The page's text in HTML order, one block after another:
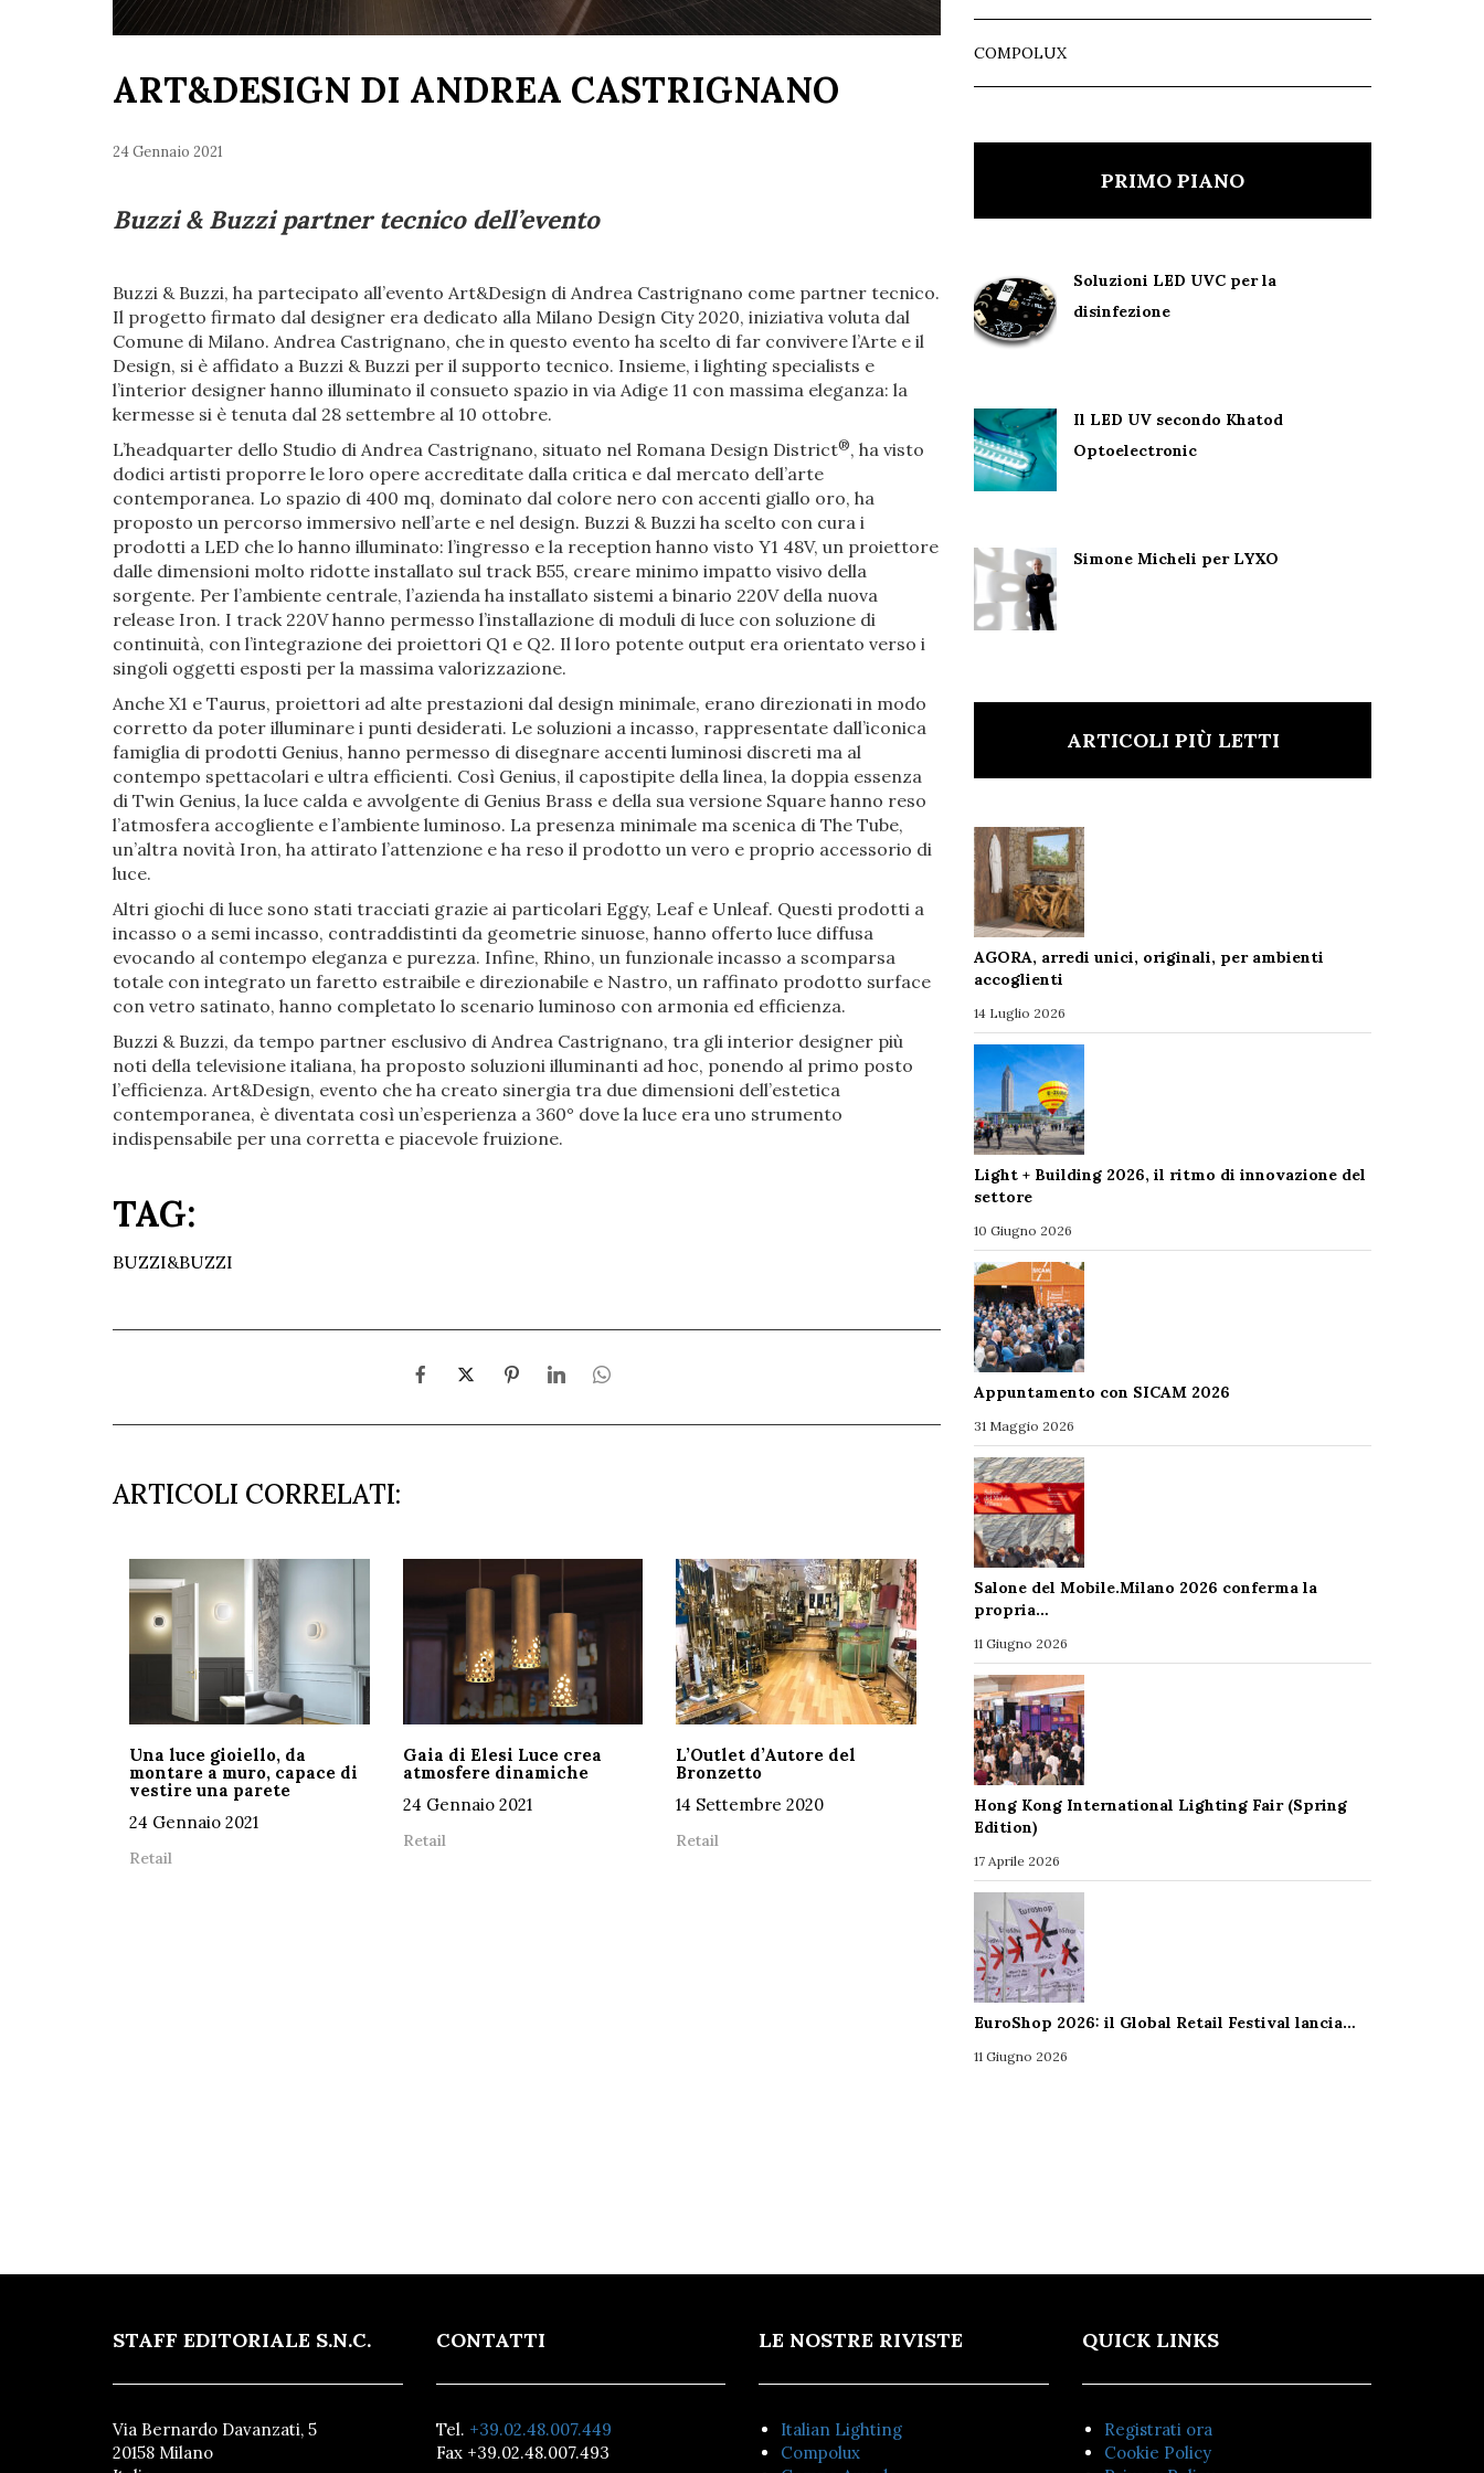
ART&DESIGN DI ANDREA CASTRIGNANO
24 Gennaio 2021
Buzzi & Buzzi partner tecnico dell’evento
Buzzi & Buzzi, ha partecipato all’evento Art&Design di Andrea Castrignano come partner tecnico.
Il progetto firmato dal designer era dedicato alla Milano Design City 2020, iniziativa voluta dal
Comune di Milano. Andrea Castrignano, che in questo evento ha scelto di far convivere l’Arte e il
Design, si è affidato a Buzzi & Buzzi per il supporto tecnico. Insieme, i lighting specialists e
l’interior designer hanno illuminato il consueto spazio in via Adige 11 con massima eleganza: la
kermesse si è tenuta dal 28 settembre al 10 ottobre.
L’headquarter dello Studio di Andrea Castrignano, situato nel Romana Design District®, ha visto
dodici artisti proporre le loro opere accreditate dalla critica e dal mercato dell’arte
contemporanea. Lo spazio di 400 mq, dominato dal colore nero con accenti giallo oro, ha
proposto un percorso immersivo nell’arte e nel design. Buzzi & Buzzi ha scelto con cura i
prodotti a LED che lo hanno illuminato: l’ingresso e la reception hanno visto Y1 48V, un proiettore
dalle dimensioni molto ridotte installato sul track B55, creare minimo impatto visivo della
sorgente. Per l’ambiente centrale, l’azienda ha installato sistemi a binario 220V della nuova
release Iron. I track 220V hanno permesso l’installazione di moduli di luce con soluzione di
continuità, con l’integrazione dei proiettori Q1 e Q2. Il loro potente output era orientato verso i
singoli oggetti esposti per la massima valorizzazione.
Anche X1 e Taurus, proiettori ad alte prestazioni dal design minimale, erano direzionati in modo
corretto da poter illuminare i punti desiderati. Le soluzioni a incasso, rappresentate dall’iconica
famiglia di prodotti Genius, hanno permesso di disegnare accenti luminosi discreti ma al
contempo spettacolari e ultra efficienti. Così Genius, il capostipite della linea, la doppia essenza
di Twin Genius, la luce calda e avvolgente di Genius Brass e della sua versione Square hanno reso
l’atmosfera accogliente e l’ambiente luminoso. La presenza minimale ma scenica di The Tube,
un’altra novità Iron, ha attirato l’attenzione e ha reso il prodotto un vero e proprio accessorio di
luce.
Altri giochi di luce sono stati tracciati grazie ai particolari Eggy, Leaf e Unleaf. Questi prodotti a
incasso o a semi incasso, contraddistinti da geometrie sinuose, hanno offerto luce diffusa
evocando al contempo eleganza e purezza. Infine, Rhino, un funzionale incasso a scomparsa
totale con integrato un faretto estraibile e direzionabile e Nastro, un raffinato prodotto surface
con vetro satinato, hanno completato lo scenario luminoso con armonia ed efficienza.
Buzzi & Buzzi, da tempo partner esclusivo di Andrea Castrignano, tra gli interior designer più
noti della televisione italiana, ha proposto soluzioni illuminanti ad hoc, ponendo al primo posto
l’efficienza. Art&Design, evento che ha creato sinergia tra due dimensioni dell’estetica
contemporanea, è diventata così un’esperienza a 360° dove la luce era uno strumento
indispensabile per una corretta e piacevole fruizione.
TAG:
BUZZI&BUZZI
ARTICOLI CORRELATI:
Una luce gioiello, da
montare a muro, capace di
vestire una parete
24 Gennaio 2021
Retail
Gaia di Elesi Luce crea
atmosfere dinamiche
24 Gennaio 2021
Retail
L’Outlet d’Autore del
Bronzetto
14 Settembre 2020
Retail
COMPOLUX
PRIMO PIANO
Soluzioni LED UVC per la
disinfezione
Il LED UV secondo Khatod
Optoelectronic
Simone Micheli per LYXO
ARTICOLI PIÙ LETTI
AGORA, arredi unici, originali, per ambienti
accoglienti
14 Luglio 2026
Light + Building 2026, il ritmo di innovazione del
settore
10 Giugno 2026
Appuntamento con SICAM 2026
31 Maggio 2026
Salone del Mobile.Milano 2026 conferma la
propria…
11 Giugno 2026
Hong Kong International Lighting Fair (Spring
Edition)
17 Aprile 2026
EuroShop 2026: il Global Retail Festival lancia…
11 Giugno 2026
STAFF EDITORIALE S.N.C.
Via Bernardo Davanzati, 5
20158 Milano
CONTATTI
Tel. +39.02.48.007.449
Fax +39.02.48.007.493
LE NOSTRE RIVISTE
Italian Lighting
Compolux
QUICK LINKS
Registrati ora
Cookie Policy